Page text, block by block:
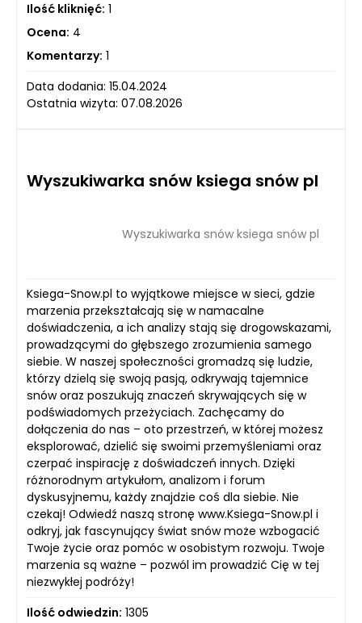
Ilość kliknięć: 1
Ocena: 4
Komentarzy: 1
Data dodania: 15.04.2024
Ostatnia wizyta: 07.08.2026
Wyszukiwarka snów ksiega snów pl
Wyszukiwarka snów ksiega snów pl
Ksiega-Snow.pl to wyjątkowe miejsce w sieci, gdzie
marzenia przekształcają się w namacalne
doświadczenia, a ich analizy stają się drogowskazami,
prowadzącymi do głębszego zrozumienia samego
siebie. W naszej społeczności gromadzą się ludzie,
którzy dzielą się swoją pasją, odkrywają tajemnice
snów oraz poszukują znaczeń skrywających się w
podświadomych przeżyciach. Zachęcamy do
dołączenia do nas – oto przestrzeń, w której możesz
eksplorować, dzielić się swoimi przemyśleniami oraz
czerpać inspirację z doświadczeń innych. Dzięki
różnorodnym artykułom, analizom i forum
dyskusyjnemu, każdy znajdzie coś dla siebie. Nie
czekaj! Odwiedź naszą stronę www.Ksiega-Snow.pl i
odkryj, jak fascynujący świat snów może wzbogacić
Twoje życie oraz pomóc w osobistym rozwoju. Twoje
marzenia są ważne – pozwól im prowadzić Cię w tej
niezwykłej podróży!
Ilość odwiedzin: 1305